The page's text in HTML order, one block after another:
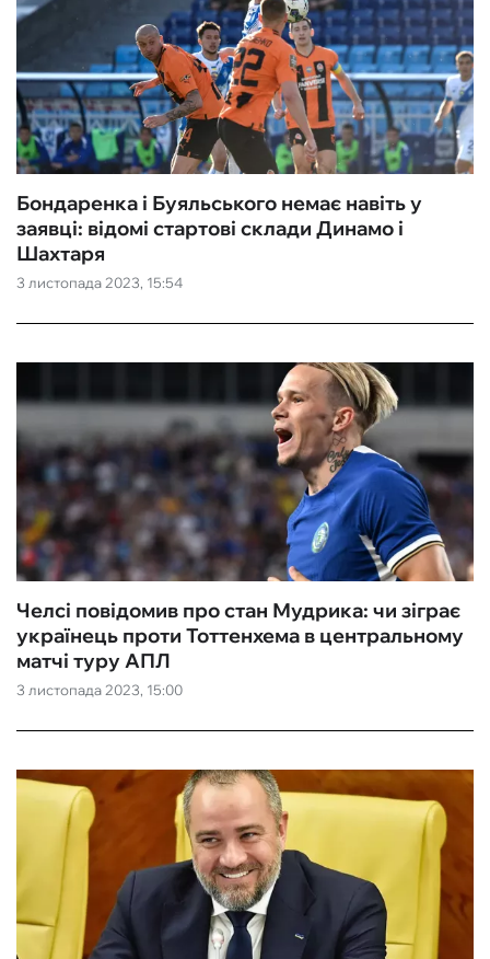
3 листопада 2023, 15:54
Бондаренка і Буяльського немає навіть у
заявці: відомі стартові склади Динамо і
Шахтаря
3 листопада 2023, 15:00
Челсі повідомив про стан Мудрика: чи зіграє
українець проти Тоттенхема в центральному
матчі туру АПЛ